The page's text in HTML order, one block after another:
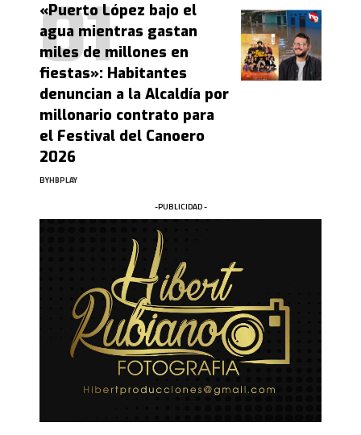
«Puerto López bajo el
agua mientras gastan
miles de millones en
fiestas»: Habitantes
denuncian a la Alcaldía por
millonario contrato para
el Festival del Canoero
2026
BYHBPLAY
-PUBLICIDAD -